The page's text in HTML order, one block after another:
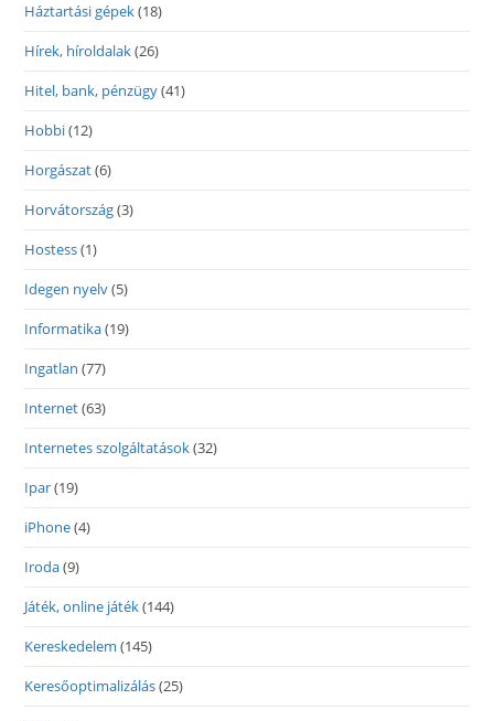
Háztartási gépek(18)
Hírek, híroldalak(26)
Hitel, bank, pénzügy(41)
Hobbi(12)
Horgászat(6)
Horvátország(3)
Hostess(1)
Idegen nyelv(5)
Informatika(19)
Ingatlan (77)
Internet(63)
Internetes szolgáltatások(32)
Ipar(19)
iPhone(4)
Iroda(9)
Játék, online játék(144)
Kereskedelem (145)
Keresőoptimalizálás(25)